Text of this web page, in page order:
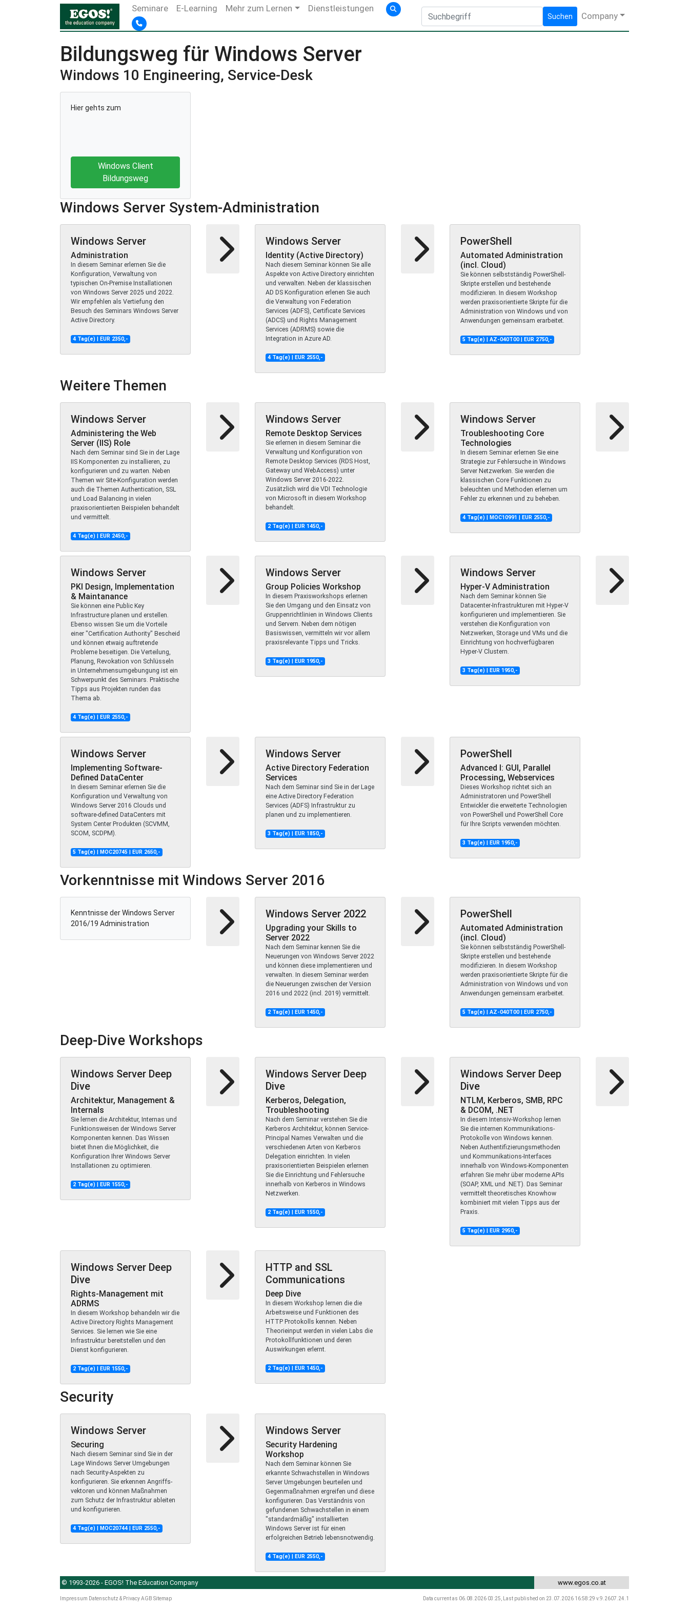
Seminare E-Learning Mehr zum Lernen Dienstleistungen
Suchen Company
Bildungsweg für Windows Server
Windows 10 Engineering, Service-Desk
Hier gehts zum
Windows Client
Bildungsweg
Windows Server System-Administration
Windows Server
Administration
In diesem Seminar erlernen Sie die
Konfiguration, Verwaltung von
typischen On-Premise Installationen
von Windows Server 2025 und 2022.
Wir empfehlen als Vertiefung den
Besuch des Seminars Windows Server
Active Directory.
4 Tag(e) | EUR 2350,-
Windows Server
Identity (Active Directory)
Nach diesem Seminar können Sie alle
Aspekte von Active Directory einrichten
und verwalten. Neben der klassischen
AD DS Konfiguration erlenen Sie auch
die Verwaltung von Federation
Services (ADFS), Certificate Services
(ADCS) und Rights Management
Services (ADRMS) sowie die
Integration in Azure AD.
4 Tag(e) | EUR 2550,-
PowerShell
Automated Administration
(incl. Cloud)
Sie können selbstständig PowerShell-
Skripte erstellen und bestehende
modifizieren. In diesem Workshop
werden praxisorientierte Skripte für die
Administration von Windows und von
Anwendungen gemeinsam erarbeitet.
5 Tag(e) | AZ-040T00 | EUR 2750,-
Weitere Themen
Windows Server
Administering the Web
Server (IIS) Role
Nach dem Seminar sind Sie in der Lage
IIS Komponenten zu installieren, zu
konfigurieren und zu warten. Neben
Themen wir Site-Konfiguration werden
auch die Themen Authentication, SSL
und Load Balancing in vielen
praxisorientierten Beispielen behandelt
und vermittelt.
4 Tag(e) | EUR 2450,-
Windows Server
Remote Desktop Services
Sie erlernen in diesem Seminar die
Verwaltung und Konfiguration von
Remote Desktop Services (RDS Host,
Gateway und WebAccess) unter
Windows Server 2016-2022.
Zusätzlich wird die VDI Technologie
von Microsoft in diesem Workshop
behandelt.
2 Tag(e) | EUR 1450,-
Windows Server
Troubleshooting Core
Technologies
In diesem Seminar erlernen Sie eine
Strategie zur Fehlersuche in Windows
Server Netzwerken. Sie werden die
klassischen Core Funktionen zu
beleuchten und Methoden erlernen um
Fehler zu erkennen und zu beheben.
4 Tag(e) | MOC10991 | EUR 2550,-
Windows Server
PKI Design, Implementation
& Maintanance
Sie können eine Public Key
Infrastructure planen und erstellen.
Ebenso wissen Sie um die Vorteile
einer "Certification Authority" Bescheid
und können etwaig auftretende
Probleme beseitigen. Die Verteilung,
Planung, Revokation von Schlüsseln
in Unternehmensumgebungung ist ein
Schwerpunkt des Seminars. Praktische
Tipps aus Projekten runden das
Thema ab.
4 Tag(e) | EUR 2550,-
Windows Server
Group Policies Workshop
In diesem Praxisworkshops erlernen
Sie den Umgang und den Einsatz von
Gruppenrichtlinien in Windows Clients
und Servern. Neben dem nötigen
Basiswissen, vermitteln wir vor allem
praxisrelevante Tipps und Tricks.
3 Tag(e) | EUR 1950,-
Windows Server
Hyper-V Administration
Nach dem Seminar können Sie
Datacenter-Infrastrukturen mit Hyper-V
konfigurieren und implementieren. Sie
verstehen die Konfiguration von
Netzwerken, Storage und VMs und die
Einrichtung von hochverfügbaren
Hyper-V Clustern.
3 Tag(e) | EUR 1950,-
Windows Server
Implementing Software-
Defined DataCenter
In diesem Seminar erlernen Sie die
Konfiguration und Verwaltung von
Windows Server 2016 Clouds und
software-defined DataCenters mit
System Center Produkten (SCVMM,
SCOM, SCDPM).
5 Tag(e) | MOC20745 | EUR 2650,-
Windows Server
Active Directory Federation
Services
Nach dem Seminar sind Sie in der Lage
eine Active Directory Federation
Services (ADFS) Infrastruktur zu
planen und zu implementieren.
3 Tag(e) | EUR 1850,-
PowerShell
Advanced I: GUI, Parallel
Processing, Webservices
Dieses Workshop richtet sich an
Administratoren und PowerShell
Entwickler die erweiterte Technologien
von PowerShell und PowerShell Core
für Ihre Scripts verwenden möchten.
3 Tag(e) | EUR 1950,-
Vorkenntnisse mit Windows Server 2016
Kenntnisse der Windows Server
2016/19 Administration
Windows Server 2022
Upgrading your Skills to
Server 2022
Nach dem Seminar kennen Sie die
Neuerungen von Windows Server 2022
und können diese implementieren und
verwalten. In diesem Seminar werden
die Neuerungen zwischen der Version
2016 und 2022 (incl. 2019) vermittelt.
2 Tag(e) | EUR 1450,-
PowerShell
Automated Administration
(incl. Cloud)
Sie können selbstständig PowerShell-
Skripte erstellen und bestehende
modifizieren. In diesem Workshop
werden praxisorientierte Skripte für die
Administration von Windows und von
Anwendungen gemeinsam erarbeitet.
5 Tag(e) | AZ-040T00 | EUR 2750,-
Deep-Dive Workshops
Windows Server Deep
Dive
Architektur, Management &
Internals
Sie lernen die Architektur, Internas und
Funktionsweisen der Windows Server
Komponenten kennen. Das Wissen
bietet Ihnen die Möglichkeit, die
Konfiguration Ihrer Windows Server
Installationen zu optimieren.
2 Tag(e) | EUR 1550,-
Windows Server Deep
Dive
Kerberos, Delegation,
Troubleshooting
Nach dem Seminar verstehen Sie die
Kerberos Architektur, können Service-
Principal Names Verwalten und die
verschiedenen Arten von Kerberos
Delegation einrichten. In vielen
praxisorientierten Beispielen erlernen
Sie die Einrichtung und Fehlersuche
innerhalb von Kerberos in Windows
Netzwerken.
2 Tag(e) | EUR 1550,-
Windows Server Deep
Dive
NTLM, Kerberos, SMB, RPC
& DCOM, .NET
In diesem Intensiv-Workshop lernen
Sie die internen Kommunikations-
Protokolle von Windows kennen.
Neben Authentifizierungsmethoden
und Kommunikations-Interfaces
innerhalb von Windows-Komponenten
erfahren Sie mehr über moderne APIs
(SOAP, XML und .NET). Das Seminar
vermittelt theoretisches Knowhow
kombiniert mit vielen Tipps aus der
Praxis.
5 Tag(e) | EUR 2950,-
Windows Server Deep
Dive
Rights-Management mit
ADRMS
In diesem Workshop behandeln wir die
Active Directory Rights Management
Services. Sie lernen wie Sie eine
Infrastruktur bereitstellen und den
Dienst konfigurieren.
2 Tag(e) | EUR 1550,-
HTTP and SSL
Communications
Deep Dive
In diesem Workshop lernen die die
Arbeitsweise und Funktionen des
HTTP Protokolls kennen. Neben
Theorieinput werden in vielen Labs die
Protokollfunktionen und deren
Auswirkungen erlernt.
2 Tag(e) | EUR 1450,-
Security
Windows Server
Securing
Nach diesem Seminar sind Sie in der
Lage Windows Server Umgebungen
nach Security-Aspekten zu
konfigurieren. Sie erkennen Angriffs-
vektoren und können Maßnahmen
zum Schutz der Infrastruktur ableiten
und konfigurieren.
4 Tag(e) | MOC20744 | EUR 2550,-
Windows Server
Security Hardening
Workshop
Nach dem Seminar können Sie
erkannte Schwachstellen in Windows
Server Umgebungen beurteilen und
Gegenmaßnahmen ergreifen und diese
konfigurieren. Das Verständnis von
gefundenen Schwachstellen in einem
"standardmäßig" installierten
Windows Server ist für einen
erfolgreichen Betrieb lebensnotwendig.
4 Tag(e) | EUR 2550,-
© 1993-2026 - EGOS! The Education Company www.egos.co.at
Impressum Datenschutz & PrivacyAGB Sitemap Data current as 06.08.2026 03:25, Last published on 23.07.2026 16:58:29 v.9.2607.24.1